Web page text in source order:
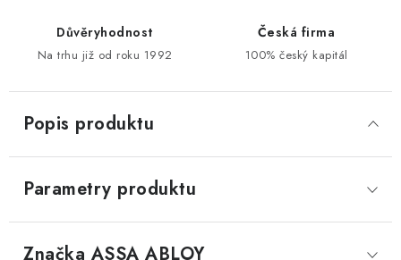
Důvěryhodnost
Na trhu již od roku 1992
Česká firma
100% český kapitál
Popis produktu
Parametry produktu
Značka ASSA ABLOY